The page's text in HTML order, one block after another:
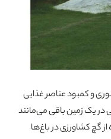
و کمبود عناصر غذایی
در یک زمین باقی می‌مانند
گچ کشاورزی در باغ‌ها